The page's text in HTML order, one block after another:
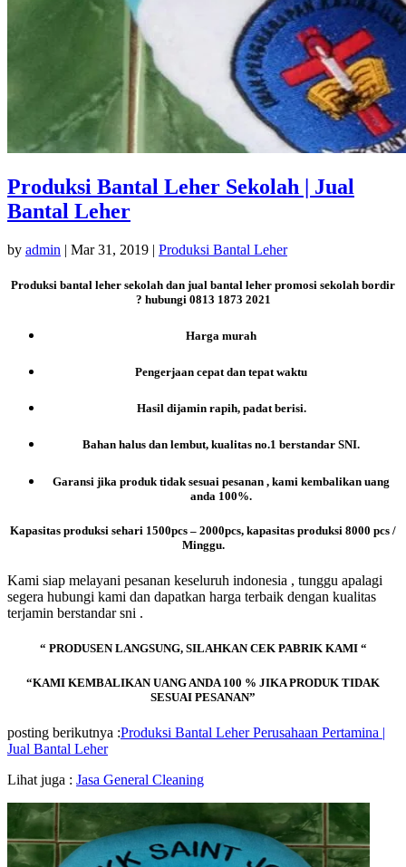
Produksi Bantal Leher Sekolah | Jual
Bantal Leher
by admin | Mar 31, 2019 | Produksi Bantal Leher
Produksi bantal leher sekolah dan jual bantal leher promosi sekolah bordir
? hubungi 0813 1873 2021
Harga murah
Pengerjaan cepat dan tepat waktu
Hasil dijamin rapih, padat berisi.
Bahan halus dan lembut, kualitas no.1 berstandar SNI.
Garansi jika produk tidak sesuai pesanan , kami kembalikan uang
anda 100%.
Kapasitas produksi sehari 1500pcs – 2000pcs, kapasitas produksi 8000 pcs /
Minggu.
Kami siap melayani pesanan keseluruh indonesia , tunggu apalagi
segera hubungi kami dan dapatkan harga terbaik dengan kualitas
terjamin berstandar sni .
“ PRODUSEN LANGSUNG, SILAHKAN CEK PABRIK KAMI “
“KAMI KEMBALIKAN UANG ANDA 100 % JIKA PRODUK TIDAK
SESUAI PESANAN”
posting berikutnya :Produksi Bantal Leher Perusahaan Pertamina |
Jual Bantal Leher
Lihat juga : Jasa General Cleaning